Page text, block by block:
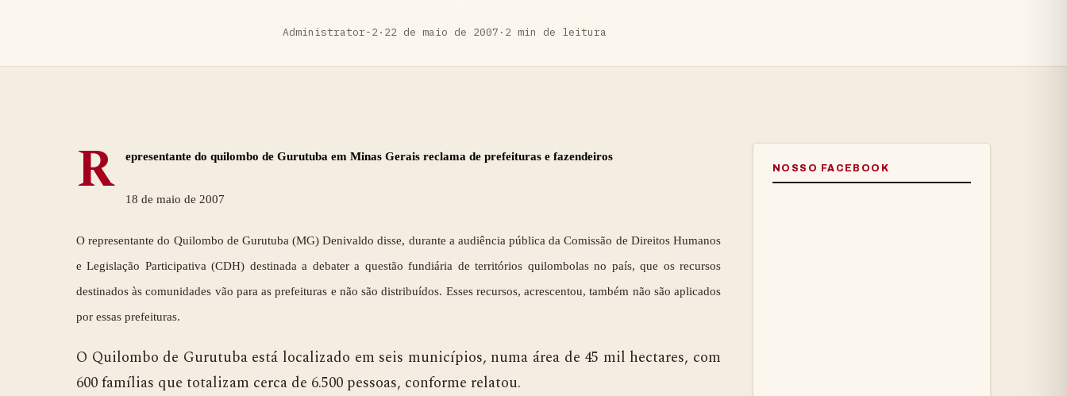
Administrator-2· 22 de maio de 2007 · 2 min de leitura
R epresentante do quilombo de Gurutuba em Minas Gerais reclama de prefeituras e fazendeiros
18 de maio de 2007
O representante do Quilombo de Gurutuba (MG) Denivaldo disse, durante a audiência pública da Comissão de Direitos Humanos
e Legislação Participativa (CDH) destinada a debater a questão fundiária de territórios quilombolas no país, que os recursos
destinados às comunidades vão para as prefeituras e não são distribuídos. Esses recursos, acrescentou, também não são aplicados
por essas prefeituras.
O Quilombo de Gurutuba está localizado em seis municípios, numa área de 45 mil hectares, com
600 famílias que totalizam cerca de 6.500 pessoas, conforme relatou.
NOSSO FACEBOOK